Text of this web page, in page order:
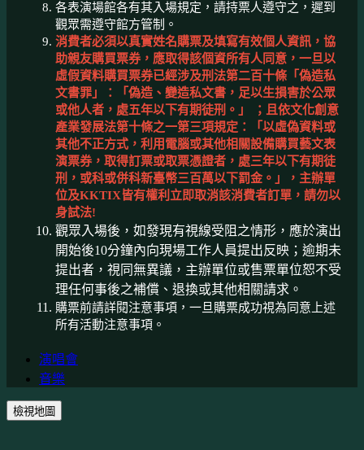
各表演場館各有其入場規定，請持票人遵守之，遲到
觀眾需遵守館方管制。
消費者必須以真實姓名購票及填寫有效個人資訊，協
助親友購買票券，應取得該個資所有人同意，一旦以
虛假資料購買票券已經涉及刑法第二百十條「偽造私
文書罪」：「偽造、變造私文書，足以生損害於公眾
或他人者，處五年以下有期徒刑。」 ；且依文化創意
產業發展法第十條之一第三項規定：「以虛偽資料或
其他不正方式，利用電腦或其他相關設備購買藝文表
演票券，取得訂票或取票憑證者，處三年以下有期徒
刑，或科或併科新臺幣三百萬以下罰金。」，主辦單
位及KKTIX皆有權利立即取消該消費者訂單，請勿以
身試法!
觀眾入場後，如發現有視線受阻之情形，應於演出
開始後10分鐘內向現場工作人員提出反映；逾期未
提出者，視同無異議，主辦單位或售票單位恕不受
理任何事後之補償、退換或其他相關請求。
購票前請詳閱注意事項，一旦購票成功視為同意上述
所有活動注意事項。
演唱會
音樂
檢視地圖